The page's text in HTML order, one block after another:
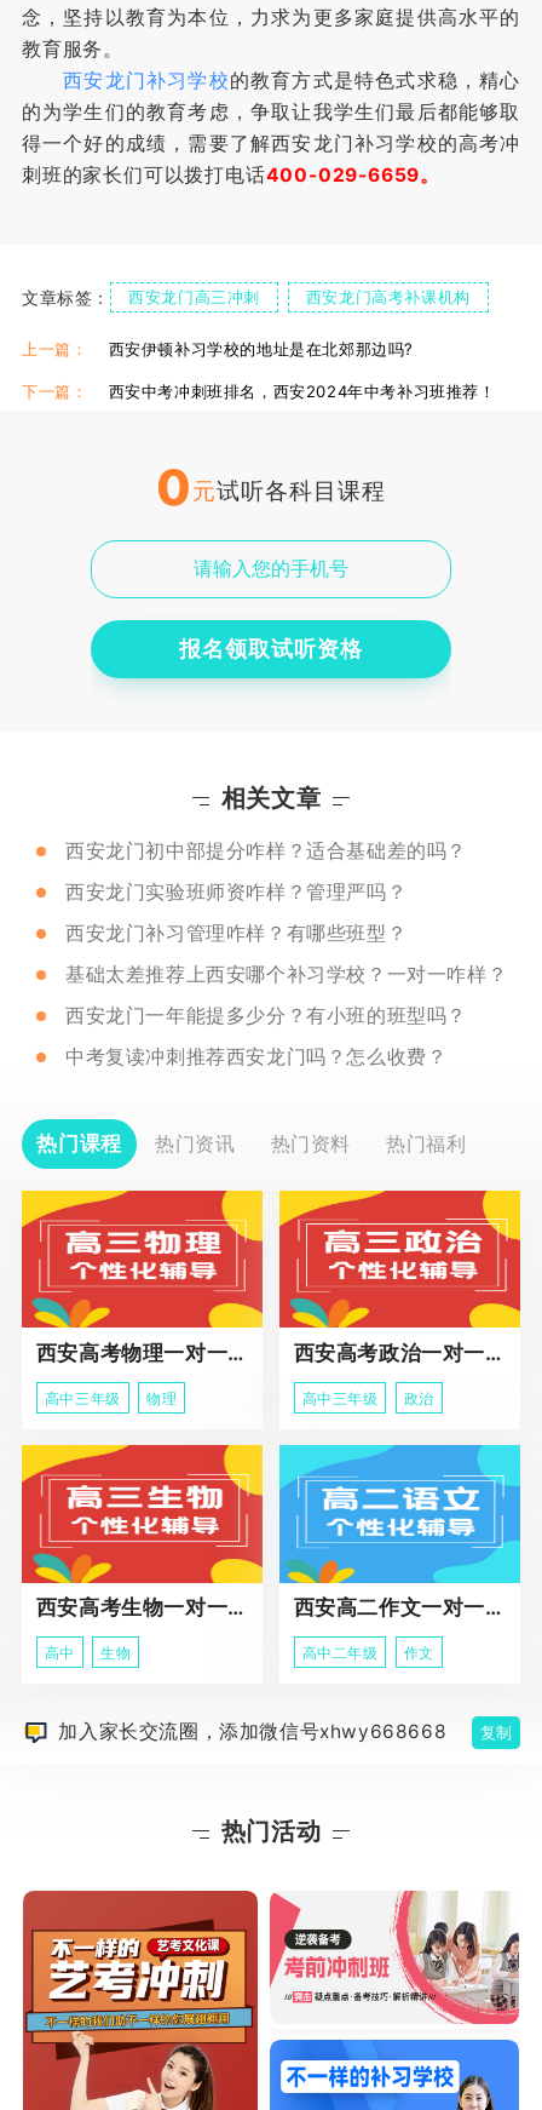
念，坚持以教育为本位，力求为更多家庭提供高水平的
教育服务。
西安龙门补习学校的教育方式是特色式求稳，精心
的为学生们的教育考虑，争取让我学生们最后都能够取
得一个好的成绩，需要了解西安龙门补习学校的高考冲
刺班的家长们可以拨打电话400-029-6659。
文章标签： 西安龙门高三冲刺 西安龙门高考补课机构
西安龙门全日制学校
上一篇： 西安伊顿补习学校的地址是在北郊那边吗?
下一篇： 西安中考冲刺班排名，西安2024年中考补习班推荐！
0元试听各科目课程
报名领取试听资格
相关文章
西安龙门初中部提分咋样？适合基础差的吗？
西安龙门实验班师资咋样？管理严吗？
西安龙门补习管理咋样？有哪些班型？
基础太差推荐上西安哪个补习学校？一对一咋样？
西安龙门一年能提多少分？有小班的班型吗？
中考复读冲刺推荐西安龙门吗？怎么收费？
热门课程 热门资讯 热门资料 热门福利
西安高考物理一对一辅导课程
高中三年级 物理
西安高考政治一对一辅导课程
高中三年级 政治
西安高考生物一对一辅导
高中 生物
西安高二作文一对一辅导课程
高中二年级 作文
加入家长交流圈，添加微信号xhwy668668 复制
热门活动